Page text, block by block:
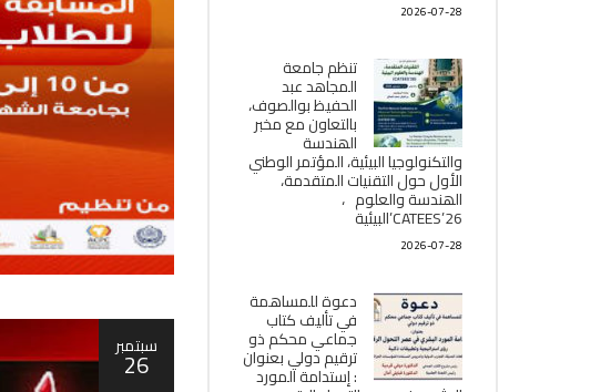
سبتمبر
26
2026-07-28
تنظم جامعة
المجاهد عبد
الحفيظ بوالصوف،
بالتعاون مع مخبر
الھندسة
والتكنولوجيا البیئیة، المؤتمر الوطني
الأول حول التقنيات المتقدمة،
الھندسة والعلوم ،
CATEES’26’البیئية
2026-07-28
دعوة للمساهمة
في تأليف كتاب
جماعي محكم ذو
ترقيم دولي بعنوان
: إستدامة المورد